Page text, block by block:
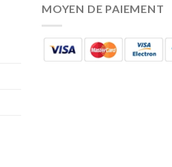
MOYEN DE PAIEMENT